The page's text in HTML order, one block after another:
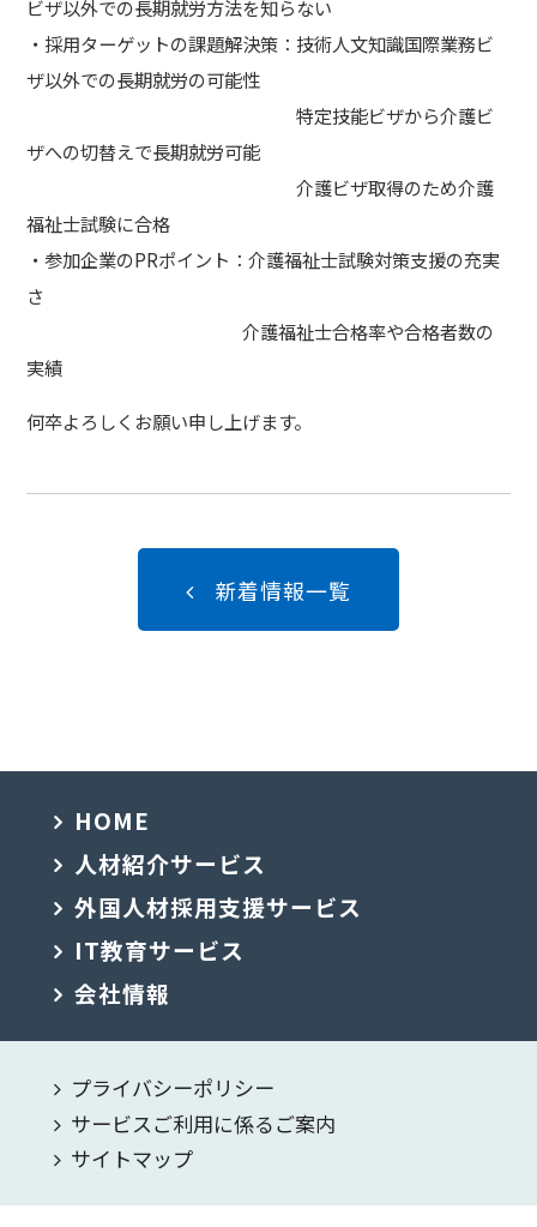
ビザ以外での長期就労方法を知らない
・採用ターゲットの課題解決策：技術人文知識国際業務ビ
ザ以外での長期就労の可能性
特定技能ビザから介護ビ
ザへの切替えで長期就労可能
介護ビザ取得のため介護
福祉士試験に合格
・参加企業のPRポイント：介護福祉士試験対策支援の充実
さ
介護福祉士合格率や合格者数の
実績
何卒よろしくお願い申し上げます。
新着情報一覧
HOME
人材紹介サービス
外国人材採用支援サービス
IT教育サービス
会社情報
プライバシーポリシー
サービスご利用に係るご案内
サイトマップ